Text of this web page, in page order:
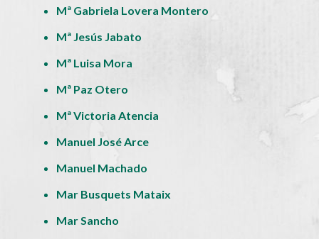
Mª Gabriela Lovera Montero
Mª Jesús Jabato
Mª Luisa Mora
Mª Paz Otero
Mª Victoria Atencia
Manuel José Arce
Manuel Machado
Mar Busquets Mataix
Mar Sancho